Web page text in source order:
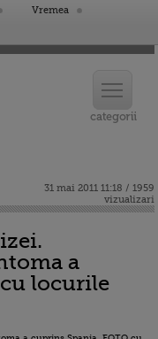
Vremea
31 mai 2011 11:18 / 1959
vizualizari
a
locurile